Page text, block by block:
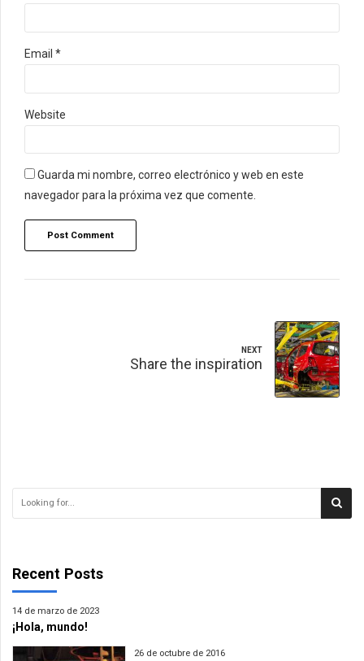
Email *
Website
Guarda mi nombre, correo electrónico y web en este
navegador para la próxima vez que comente.
Post Comment
NEXT
Share the inspiration
Recent Posts
14 de marzo de 2023
¡Hola, mundo!
26 de octubre de 2016